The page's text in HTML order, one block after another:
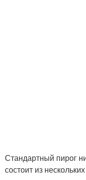
Стандартный пирог
состоит из